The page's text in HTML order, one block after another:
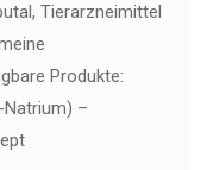
Tierarzneimittel
Produkte:
–